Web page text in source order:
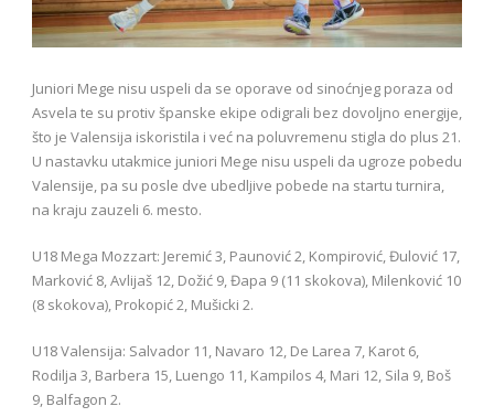
Juniori Mege nisu uspeli da se oporave od sinoćnjeg poraza od
Asvela te su protiv španske ekipe odigrali bez dovoljno energije,
što je Valensija iskoristila i već na poluvremenu stigla do plus 21.
U nastavku utakmice juniori Mege nisu uspeli da ugroze pobedu
Valensije, pa su posle dve ubedljive pobede na startu turnira,
na kraju zauzeli 6. mesto.
U18 Mega Mozzart: Jeremić 3, Paunović 2, Kompirović, Đulović 17,
Marković 8, Avlijaš 12, Dožić 9, Đapa 9 (11 skokova), Milenković 10
(8 skokova), Prokopić 2, Mušicki 2.
U18 Valensija: Salvador 11, Navaro 12, De Larea 7, Karot 6,
Rodilja 3, Barbera 15, Luengo 11, Kampilos 4, Mari 12, Sila 9, Boš
9, Balfagon 2.